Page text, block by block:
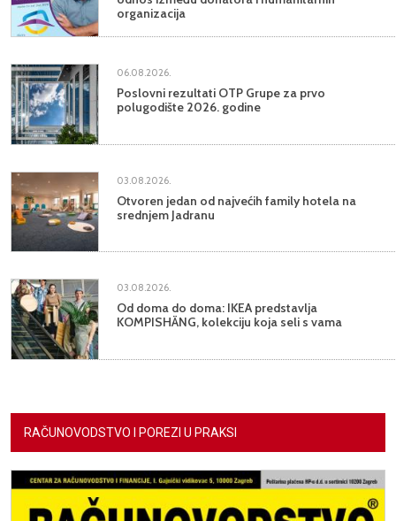
organizacija
06.08.2026.
Poslovni rezultati OTP Grupe za prvo
polugodište 2026. godine
03.08.2026.
Otvoren jedan od najvećih family hotela na
srednjem Jadranu
03.08.2026.
Od doma do doma: IKEA predstavlja
KOMPISHÄNG, kolekciju koja seli s vama
RAČUNOVODSTVO I POREZI U PRAKSI